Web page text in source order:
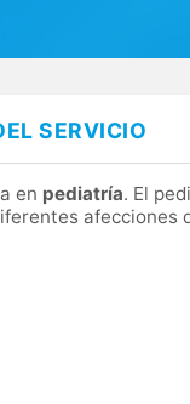
SERVICIO
en pediatría. El
afecciones